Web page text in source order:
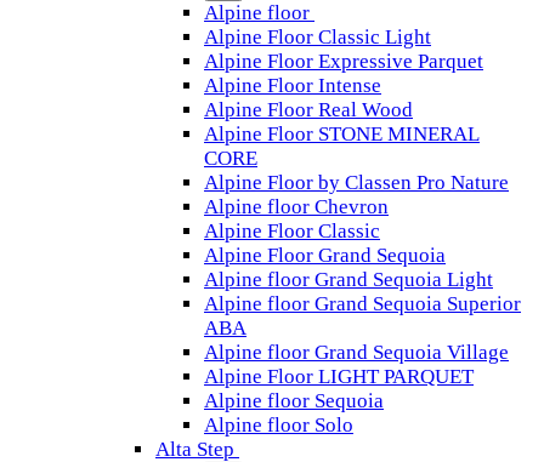
Alpine floor
Alpine Floor Classic Light
Alpine Floor Expressive Parquet
Alpine Floor Intense
Alpine Floor Real Wood
Alpine Floor STONE MINERAL
CORE
Alpine Floor by Classen Pro Nature
Alpine floor Chevron
Alpine Floor Classic
Alpine Floor Grand Sequoia
Alpine floor Grand Sequoia Light
Alpine floor Grand Sequoia Superior
ABA
Alpine floor Grand Sequoia Village
Alpine Floor LIGHT PARQUET
Alpine floor Sequoia
Alpine floor Solo
Alta Step